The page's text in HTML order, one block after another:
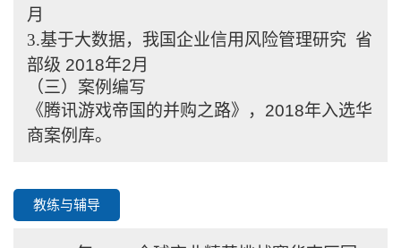
月
3.基于大数据，我国企业信用风险管理研究 省
部级 2018年2月
（三）案例编写
《腾讯游戏帝国的并购之路》， 2018年入选华
商案例库。
教练与辅导